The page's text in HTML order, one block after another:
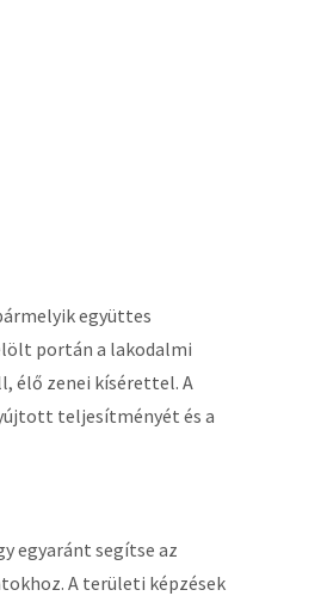
együttes
portán a lakodalmi
élő zenei kísérettel. A
teljesítményét és a
egyaránt segítse az
A területi képzések